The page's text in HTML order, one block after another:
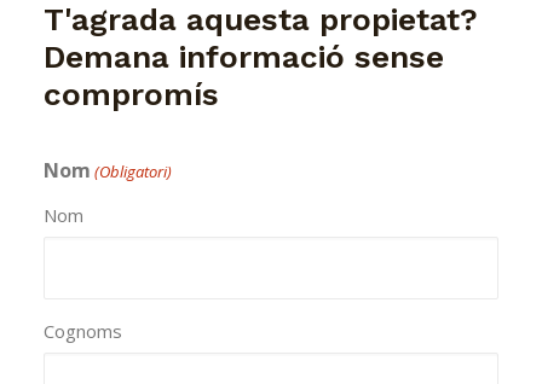
T'agrada aquesta propietat?
Demana informació sense
compromís
Nom (Obligatori)
Nom
Cognoms